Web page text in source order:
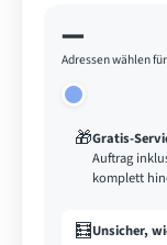
—
Adressen wählen
🎁Gratis-
Auftrag
komplett
🧮Unsicher,